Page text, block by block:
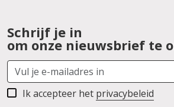
Schrijf je in
om onze nieuwsbrief te
Ik accepteer het privacybeleid